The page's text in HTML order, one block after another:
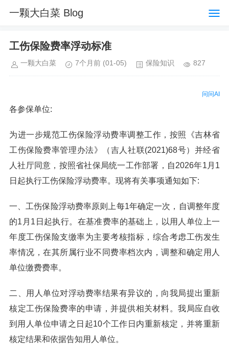
一颗大白菜 Blog
工伤保险费率浮动标准
一颗大白菜 7个月前 (01-05) 保险知识 827
问问AI
各参保单位:
为进一步规范工伤保险浮动费率调整工作，按照《吉林省
工伤保险费率管理办法》（吉人社联(2021)68号）并经省
人社厅同意，按照省社保局统一工作部署，自2026年1月1
日起执行工伤保险浮动费率。现将有关事项通知如下:
一、工伤保险浮动费率原则上每1年确定一次，自调整年度
的1月1日起执行。在基准费率的基础上，以用人单位上一
年度工伤保险支缴率为主要考核指标，综合考虑工伤发生
率情况，在其所属行业不同费率档次内，调整和确定用人
单位缴费费率。
二、用人单位对浮动费率结果有异议的，向我局提出重新
核定工伤保险费率的申请，并提供相关材料。我局应自收
到用人单位申请之日起10个工作日内重新核定，并将重新
核定结果和依据告知用人单位。